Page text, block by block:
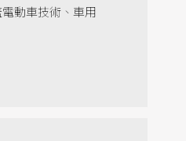
動車技術、車用